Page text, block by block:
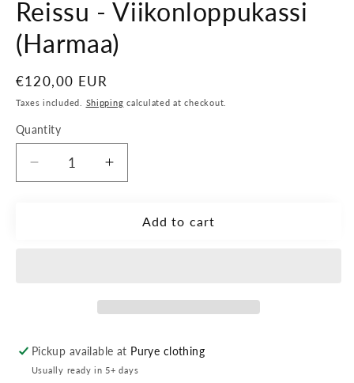
Reissu - Viikonloppukassi
(Harmaa)
Regular
price
€120,00 EUR
Taxes included. Shipping calculated at checkout.
Quantity
Decrease
quantity
Increase
quantity
ReissuAdd to cart
Pickup available at Purye clothing
Usually ready in 5+ days